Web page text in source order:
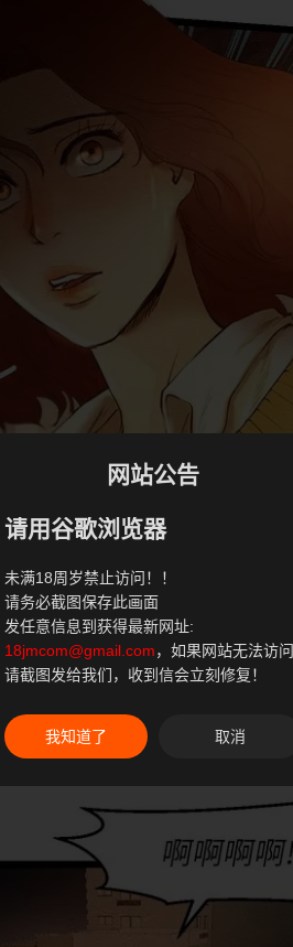
网站公告
请用谷歌浏览器
未满18周岁禁止访问！！
请务必截图保存此画面
发任意信息到获得最新网址:
18jmcom@gmail.com，如果网站无法访问
请截图发给我们，收到信会立刻修复！
我知道了 取消